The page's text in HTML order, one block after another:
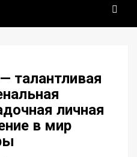
талантливая
личная
в мир